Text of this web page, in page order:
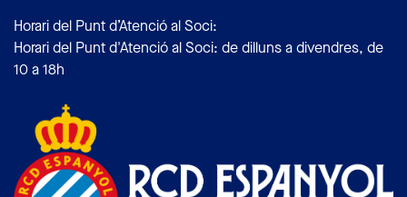
Horari del Punt d’Atenció al Soci:
Horari del Punt d'Atenció al Soci: de dilluns a divendres, de
10 a 18h